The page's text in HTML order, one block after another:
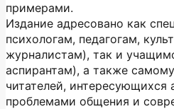
примерами.
Издание адресовано как
психологам, педагогам,
журналистам), так и
аспирантам), а также
читателей, интересующихся
проблемами общения и